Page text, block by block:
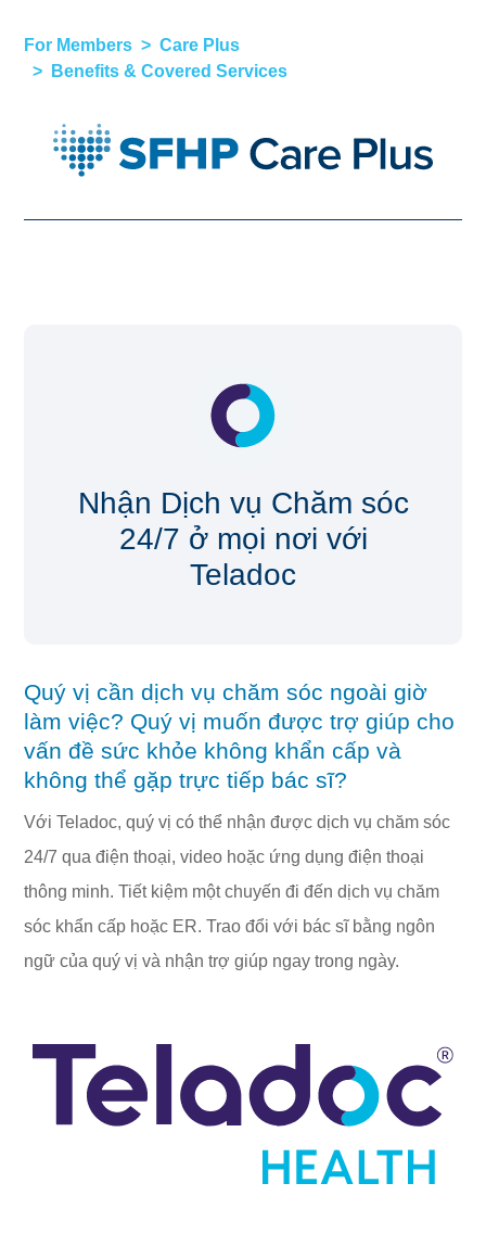
For Members
Care Plus
Benefits & Covered Services
Nhận Dịch vụ Chăm sóc
24/7 ở mọi nơi với
Teladoc
Quý vị cần dịch vụ chăm sóc ngoài giờ
làm việc? Quý vị muốn được trợ giúp cho
vấn đề sức khỏe không khẩn cấp và
không thể gặp trực tiếp bác sĩ?
Với Teladoc, quý vị có thể nhận được dịch vụ chăm sóc
24/7 qua điện thoại, video hoặc ứng dụng điện thoại
thông minh. Tiết kiệm một chuyến đi đến dịch vụ chăm
sóc khẩn cấp hoặc ER. Trao đổi với bác sĩ bằng ngôn
ngữ của quý vị và nhận trợ giúp ngay trong ngày.